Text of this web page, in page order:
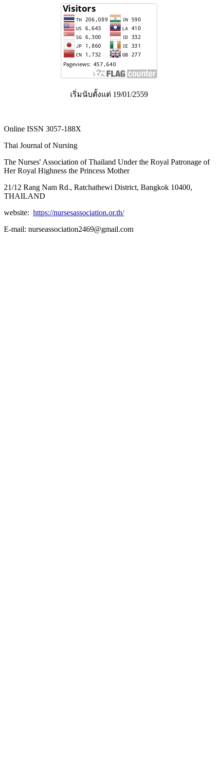
เริ่มนับตั้งแต่ 19/01/2559
Online ISSN 3057-188X
Thai Journal of Nursing
The Nurses' Association of Thailand Under the Royal Patronage of
Her Royal Highness the Princess Mother
21/12 Rang Nam Rd., Ratchathewi District, Bangkok 10400,
THAILAND
website: https://nursesassociation.or.th/
E-mail: nurseassociation2469@gmail.com